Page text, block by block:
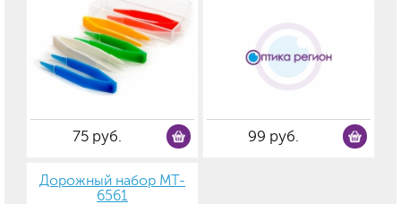
75 руб. 99 руб.
Дорожный набор MT-
6561